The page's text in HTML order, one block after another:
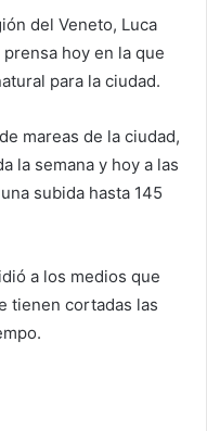
del Veneto, Luca
hoy en la que
para la ciudad.
mareas de la ciudad,
la semana y hoy a las
subida hasta 145
a los medios que
tienen cortadas las